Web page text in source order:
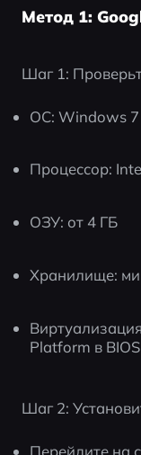
Метод 1:
Шаг 1:
ОС: Windows 7
Процессор:
ОЗУ: от 4 ГБ
Хранилище:
Platform в BIOS
Шаг 2:
Перейдите на